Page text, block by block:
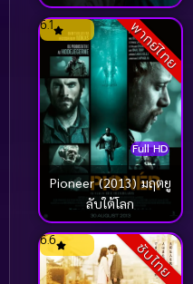
รัก
พากย์ไทย
Full HD
6.1
Pioneer (2013) มฤตยู
ลับใต้โลก
ซับไทย
6.6